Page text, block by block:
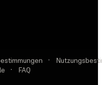
·
· FAQ